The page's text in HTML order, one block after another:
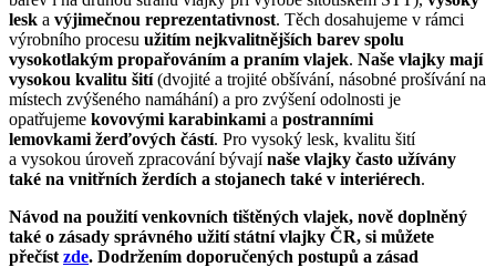
lesk a výjimečnou reprezentativnost. Těch dosahujeme v rámci
výrobního procesu užitím nejkvalitnějších barev spolu
vysokotlakým propařováním a praním vlajek. Naše vlajky mají
vysokou kvalitu šití(dvojité a trojité obšívání, násobné prošívání na
místech zvýšeného namáhání) a pro zvýšení odolnosti je
opatřujeme kovovými karabinkami a postranními
lemovkami žerďových částí. Pro vysoký lesk, kvalitu šití
a vysokou úroveň zpracování bývajínaše vlajky často užívány
také na vnitřních žerdích a stojanech také v interiérech.
Návod na použití venkovních tištěných vlajek, nově doplněný
také o zásady správného užití státní vlajky ČR, si můžete
přečíst zde. Dodržením doporučených postupů a zásad